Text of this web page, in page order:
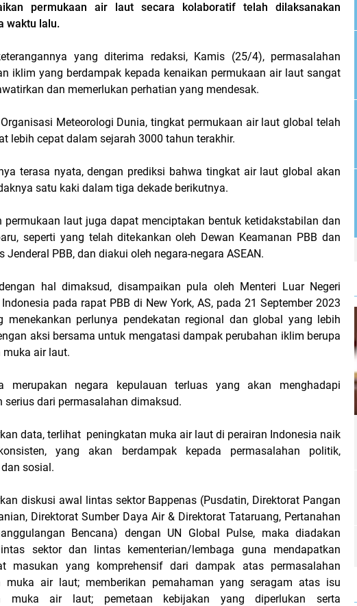
permukaan air laut secara kolaboratif telah dilaksanakan
waktu lalu.
yang diterima redaksi, Kamis (25/4), permasalahan
iklim yang berdampak kepada kenaikan permukaan air laut sangat
dan memerlukan perhatian yang mendesak.
Meteorologi Dunia, tingkat permukaan air laut global telah
lebih cepat dalam sejarah 3000 tahun terakhir.
terasa nyata, dengan prediksi bahwa tingkat air laut global akan
satu kaki dalam tiga dekade berikutnya.
permukaan laut juga dapat menciptakan bentuk ketidakstabilan dan
seperti yang telah ditekankan oleh Dewan Keamanan PBB dan
Jenderal PBB, dan diakui oleh negara-negara ASEAN.
hal dimaksud, disampaikan pula oleh Menteri Luar Negeri
pada rapat PBB di New York, AS, pada 21 September 2023
menekankan perlunya pendekatan regional dan global yang lebih
aksi bersama untuk mengatasi dampak perubahan iklim berupa
muka air laut.
merupakan negara kepulauan terluas yang akan menghadapi
serius dari permasalahan dimaksud.
data, terlihat peningkatan muka air laut di perairan Indonesia naik
yang akan berdampak kepada permasalahan politik,
sosial.
diskusi awal lintas sektor Bappenas (Pusdatin, Direktorat Pangan
Direktorat Sumber Daya Air & Direktorat Tataruang, Pertanahan
Bencana) dengan UN Global Pulse, maka diadakan
sektor dan lintas kementerian/lembaga guna mendapatkan
masukan yang komprehensif dari dampak atas permasalahan
muka air laut; memberikan pemahaman yang seragam atas isu
muka air laut; pemetaan kebijakan yang diperlukan serta